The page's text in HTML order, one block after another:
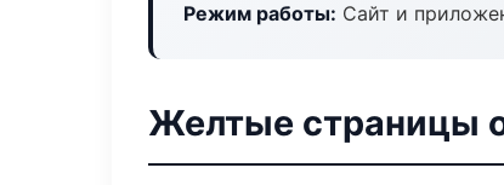
Режим работы: Сайт и
Желтые страницы